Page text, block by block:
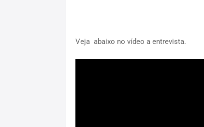
Veja abaixo no vídeo a entrevista.